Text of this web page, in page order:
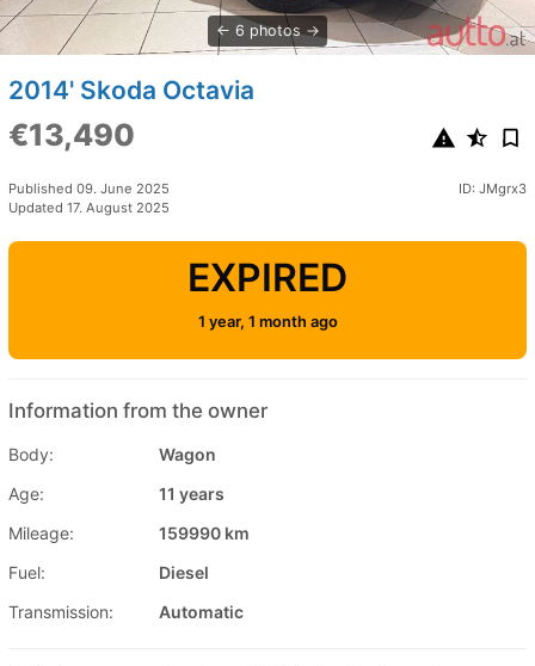
6 photos
2014' Skoda Octavia
€13,490
Published 09. June 2025
Updated 17. August 2025
ID: JMgrx3
EXPIRED
1 year, 1 month ago
Information from the owner
Body:
Wagon
Age:
11 years
Mileage:
159990 km
Fuel:
Diesel
Transmission:
Automatic